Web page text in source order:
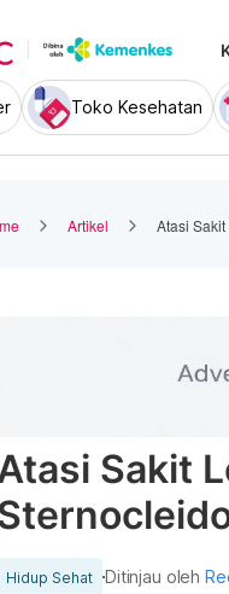
Toko Kesehatan
Artikel Atasi
Sakit
Hidup Sehat Ditinjau oleh